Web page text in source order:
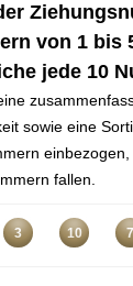
von 1 bis
jede 10
sowie eine
fallen.
3 10 7